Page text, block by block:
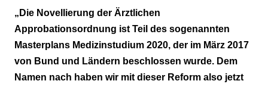
„Bund und Länder müssen ihrer
Verantwortung für eine moderne ärztliche
Ausbildung gerecht werden"
„Die Novellierung der Ärztlichen
Approbationsordnung ist Teil des sogenannten
Masterplans Medizinstudium 2020, der im März 2017
von Bund und Ländern beschlossen wurde. Dem
Namen nach haben wir mit dieser Reform also jetzt